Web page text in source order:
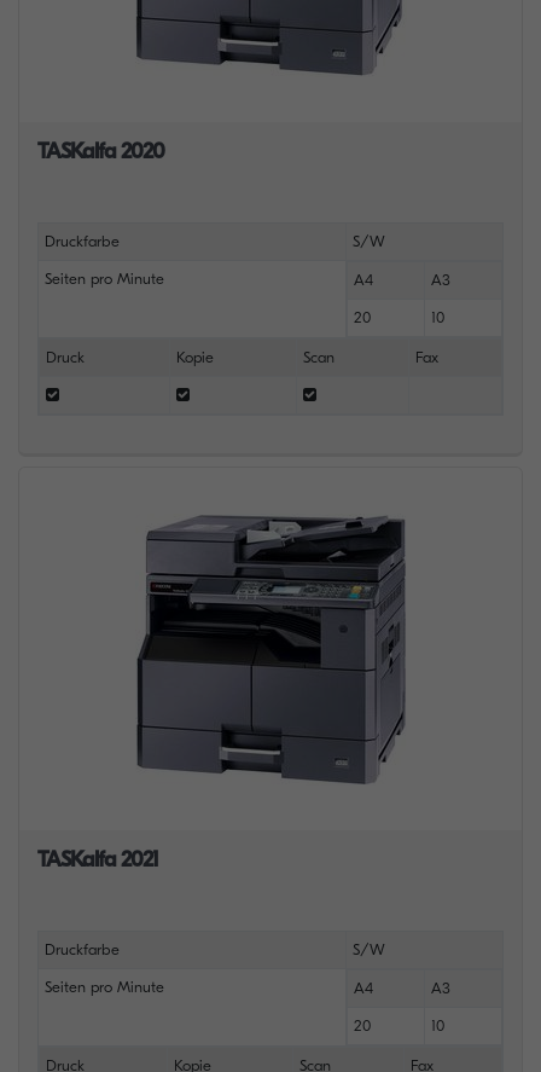
TASKalfa 2020
Druckfarbe S/W
Seiten pro Minute A4 A3
20 10
Druck Kopie Scan Fax
TASKalfa 2021
Druckfarbe S/W
Seiten pro Minute A4 A3
20 10
Druck Kopie Scan Fax